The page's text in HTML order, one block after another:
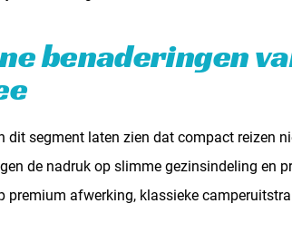
benaderingen
dit segment laten zien dat compact reizen
de nadruk op slimme gezinsindeling en
premium afwerking, klassieke